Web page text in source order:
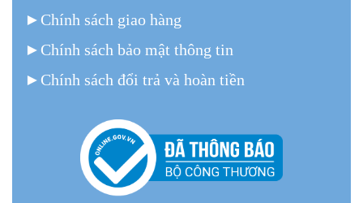
► Chính sách giao hàng
► Chính sách bảo mật thông tin
► Chính sách đổi trả và hoàn tiền